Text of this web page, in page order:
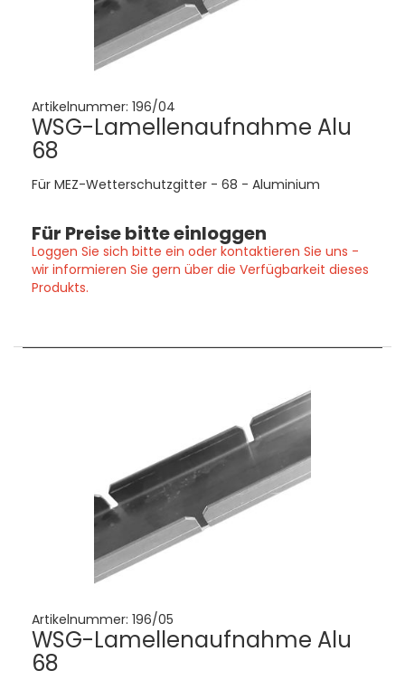
Artikelnummer: 196/04
WSG-Lamellenaufnahme Alu
68
Für MEZ-Wetterschutzgitter - 68 - Aluminium
Für Preise bitte einloggen
Loggen Sie sich bitte ein oder kontaktieren Sie uns -
wir informieren Sie gern über die Verfügbarkeit dieses
Produkts.
Artikelnummer: 196/05
WSG-Lamellenaufnahme Alu
68